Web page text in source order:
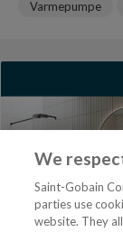
Varmepumpe
We
Saint-Gobain
parties use
website. They